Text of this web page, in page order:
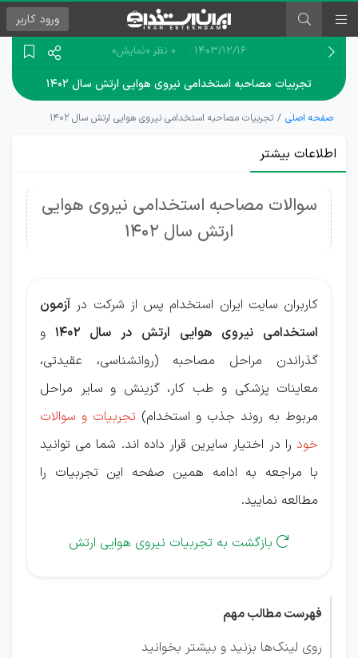
ورود کاربر
۱۴۰۳/۱۲/۱۶ 0 نظر «نمایش»
تجربیات مصاحبه استخدامی نیروی هوایی ارتش سال ۱۴۰۲
صفحه اصلی تجربیات مصاحبه استخدامی نیروی هوایی ارتش سال ۱۴۰۲
اطلاعات بیشتر
سوالات مصاحبه استخدامی نیروی هوایی
ارتش سال 1402
کاربران سایت ایران استخدام پس از شرکت در آزمون
استخدامی نیروی هوایی ارتش در سال 1402
و
گذراندن مراحل مصاحبه (روانشناسی، عقیدتی،
معاینات پزشکی و طب کار، گزینش و سایر مراحل
مربوط به روند جذب و استخدام) تجربیات و سوالات
خود را در اختیار سایرین قرار داده اند. شما می توانید
با مراجعه به ادامه همین صفحه این تجربیات را
مطالعه نمایید.
 بازگشت به تجربیات نیروی هوایی ارتش
فهرست مطالب مهم
روی لینک‌ها بزنید و بیشتر بخوانید